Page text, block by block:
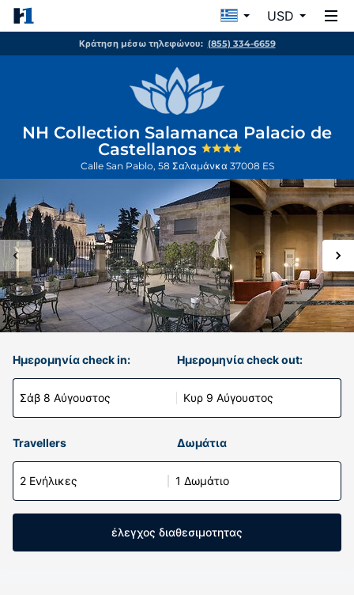
USD
Κράτηση μέσω τηλεφώνου: (855) 334-6659
NH Collection Salamanca Palacio de
Castellanos
Calle San Pablo, 58 Σαλαμάνκα 37008 ES
Ημερομηνία check in:
Σάβ 8 Αύγουστος
Ημερομηνία check out:
Κυρ 9 Αύγουστος
Travellers Δωμάτια
2 Ενήλικες 1 Δωμάτιο
έλεγχος διαθεσιμοτητας